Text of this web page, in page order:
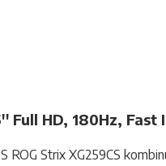
Full HD, 180Hz, Fast
Strix XG259CS